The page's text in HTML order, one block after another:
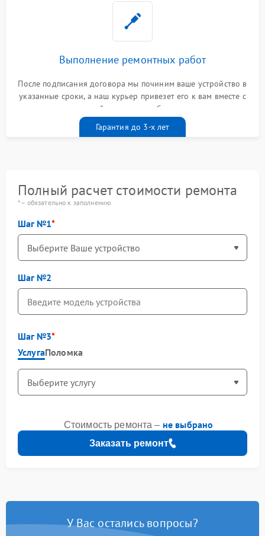
Выполнение ремонтных работ
После подписания договора мы починим ваше устройство в
указанные сроки, а наш курьер привезет его к вам вместе с
гарантийным талоном бесплатно
Гарантия до 3-х лет
Полный расчет стоимости ремонта
* – обязательно к заполнению
Шаг №1
Шаг №2
Шаг №3
УслугаПоломка
Заказать ремонт
Стоимость ремонта – не выбрано
У Вас остались вопросы?